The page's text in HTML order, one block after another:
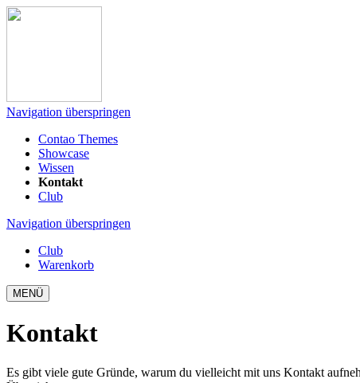
Navigation überspringen
Contao Themes
Showcase
Wissen
Kontakt
Club
Navigation überspringen
Club
Warenkorb
MENÜ
Kontakt
Es gibt viele gute Gründe, warum du vielleicht mit uns Kontakt